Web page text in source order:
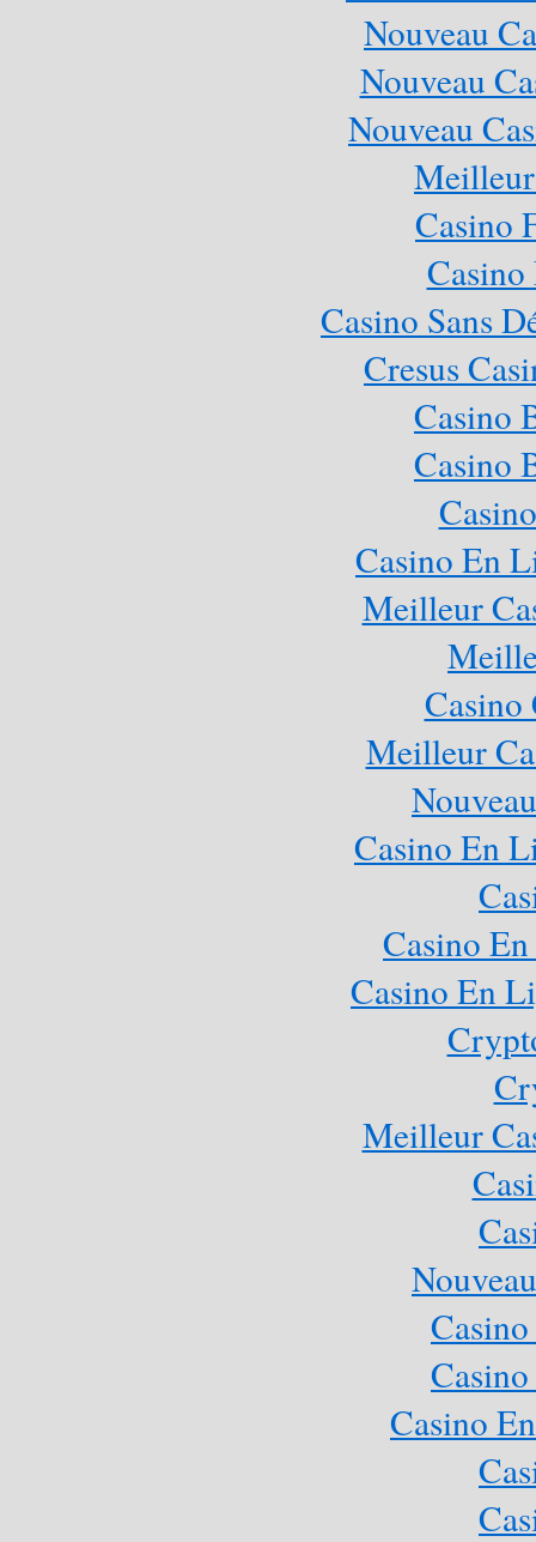
Nouveau
Nouveau
Nouveau
Casino
Casino Sans
Cresus
Casino
Casino
Casino En
Meilleur
Meilleur
Casino En
Casino
Casino En
Meilleur
Casino